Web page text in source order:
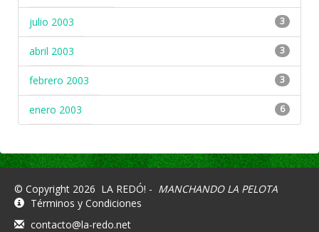
julio 2003 3
abril 2003 3
febrero 2003 3
enero 2003 6
© Copyright 2026 LA REDÓ! - MANCHANDO LA PELOTA
Términos y Condiciones
contacto@la-redo.net